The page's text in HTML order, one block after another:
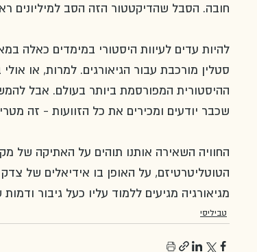
חובה. הסבל שהדיקטטור הזה הסב למיליונים
סטלין מורכבת עבור הגיאורגים. למרות, או
ההיסטורית המפורסמת ביותר בעולם. אבל
שכבר יודעים ומכירים את כל הזוועות - זה
החוויה השאירה אותנו תוהים על האתיקה של
הטוטליטרטיזם, על האופן בו אידיאלים של צדק
מגיאורגיה מגיעים ללמוד עליו כעל גיבור
טביליסי